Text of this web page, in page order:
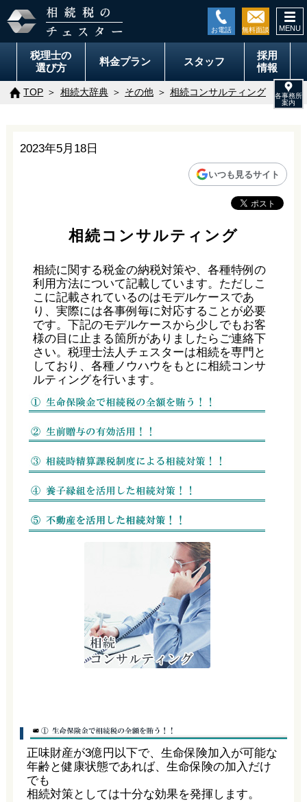
税理士の
選び方
料金プラン スタッフ
採用
情報
TOP 相続大辞典 その他 相続コンサルティング
2023年5月18日
いつも見るサイト
相続コンサルティング
相続に関する税金の納税対策や、各種特例の
利用方法について記載しています。ただしこ
こに記載されているのはモデルケースであ
り、実際には各事例毎に対応することが必要
です。下記のモデルケースから少しでもお客
様の目に止まる箇所がありましたらご連絡下
さい。税理士法人チェスターは相続を専門と
しており、各種ノウハウをもとに相続コンサ
ルティングを行います。
正味財産が3億円以下で、生命保険加入が可能な
年齢と健康状態であれば、生命保険の加入だけ
でも
相続対策としては十分な効果を発揮します。